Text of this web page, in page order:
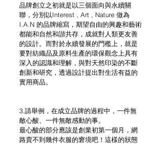
品牌創立之初就是以三個面向與永續關
聯，分別以Interest , Art , Nature 做為
I.A.N 的品牌縮寫，期望自由的興趣和藝術
都能和自然和諧共存，成就對人類更友善
的設計。而對於永續發展的門檻上，就是
要對紡織品及原料生產的環保觀念上具有
深入的認識和理解，與對天然印染的不斷
創新和研究，透過設計提出對生活有益的
實用商品。
3.請舉例，在成立品牌的過程中，一件無
敵心酸、一件無敵感動的事。
最心酸的部分應該是創業初第一個月，網
路賣不到幾件衣服的窘境吧！這樣的狀態